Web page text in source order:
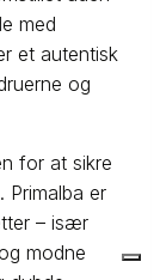
med
et autentisk
og
for at sikre
Primalba er
– især
modne